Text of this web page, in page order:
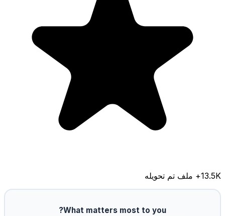
13.5K+ ملف تم تحويله
What matters most to you?